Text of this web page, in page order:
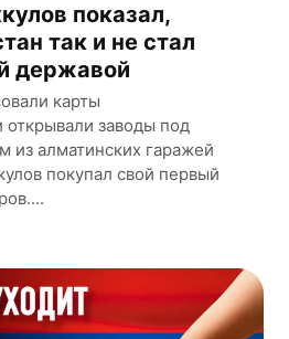
показал,
так и не стал
державой
карты
открывали заводы под
из алматинских гаражей
покупал свой первый